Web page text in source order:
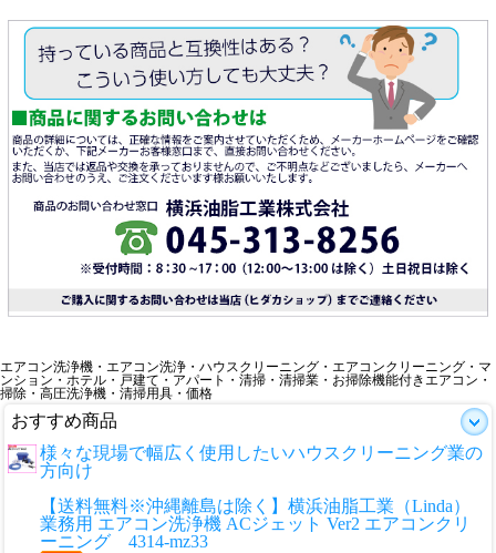
エアコン洗浄機・エアコン洗浄・ハウスクリーニング・エアコンクリーニング・マ
ンション・ホテル・戸建て・アパート・清掃・清掃業・お掃除機能付きエアコン・
掃除・高圧洗浄機・清掃用具・価格
おすすめ商品
様々な現場で幅広く使用したいハウスクリーニング業の
方向け
【送料無料※沖縄離島は除く】横浜油脂工業（Linda）
業務用 エアコン洗浄機 ACジェット Ver2 エアコンクリ
ーニング 4314-mz33